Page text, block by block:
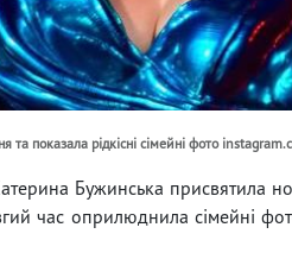
показала рідкісні сімейні фото
Бужинська присвятила
час оприлюднила сімейні